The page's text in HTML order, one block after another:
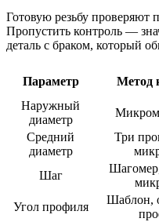
Готовую резьбу проверяют
Пропустить контроль —
деталь с браком, который
Параметр Метод
Наружный
диаметр
Средний
диаметр
Три
Шаг
Угол профиля
Шаблон,